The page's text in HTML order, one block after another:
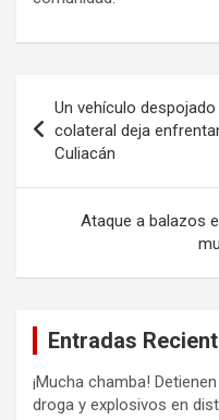
de
entradas
Un vehículo
colateral deja
Culiacán
Ataque a balazos
Entradas
¡Mucha chamba!
droga y explosivos en